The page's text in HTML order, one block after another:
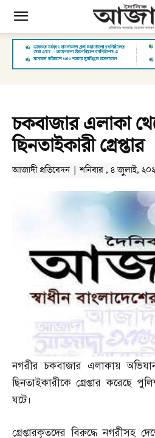
চকবাজার এলাকা
ছিনতাইকারী গ্রেপ্তার
আজাদী প্রতিবেদন | শনিবার , ৪ জুলাই,
নগরীর চকবাজার এলাকায়
ছিনতাইকারীকে গ্রেপ্তার করেছে
ঘটে।
গ্রেপ্তারকৃতদের বিরুদ্ধে নগরীসহ